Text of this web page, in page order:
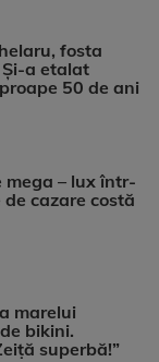
fosta
a etalat
50 de ani
mega – lux într-
cazare costă
marelui
bikini.
superbă!”